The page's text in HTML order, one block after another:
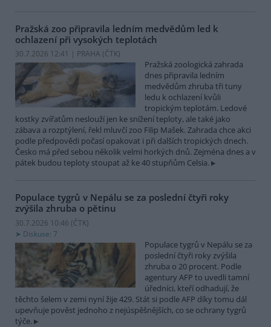
Pražská zoo připravila ledním medvědům led k
ochlazení při vysokých teplotách
30.7.2026 12:41 | PRAHA (ČTK)
Pražská zoologická zahrada
dnes připravila ledním
medvědům zhruba tři tuny
ledu k ochlazení kvůli
tropickým teplotám. Ledové
kostky zvířatům neslouží jen ke snížení teploty, ale také jako
zábava a rozptýlení, řekl mluvčí zoo Filip Mašek. Zahrada chce akci
podle předpovědi počasí opakovat i při dalších tropických dnech.
Česko má před sebou několik velmi horkých dnů. Zejména dnes a v
pátek budou teploty stoupat až ke 40 stupňům Celsia.
Populace tygrů v Nepálu se za poslední čtyři roky
zvýšila zhruba o pětinu
30.7.2026 10:46 (ČTK)
Diskuse: 7
Populace tygrů v Nepálu se za
poslední čtyři roky zvýšila
zhruba o 20 procent. Podle
agentury AFP to uvedli tamní
úředníci, kteří odhadují, že
těchto šelem v zemi nyní žije 429. Stát si podle AFP díky tomu dál
upevňuje pověst jednoho z nejúspěšnějších, co se ochrany tygrů
týče.